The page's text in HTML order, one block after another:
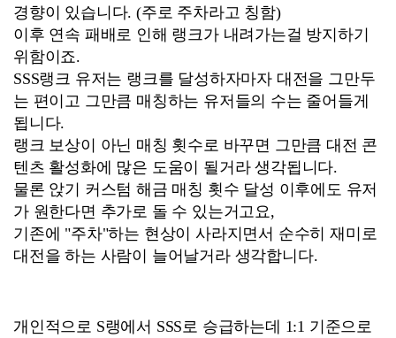
경향이 있습니다. (주로 주차라고 칭함)
이후 연속 패배로 인해 랭크가 내려가는걸 방지하기
위함이죠.
SSS랭크 유저는 랭크를 달성하자마자 대전을 그만두
는 편이고 그만큼 매칭하는 유저들의 수는 줄어들게
됩니다.
랭크 보상이 아닌 매칭 횟수로 바꾸면 그만큼 대전 콘
텐츠 활성화에 많은 도움이 될거라 생각됩니다.
물론 앉기 커스텀 해금 매칭 횟수 달성 이후에도 유저
가 원한다면 추가로 돌 수 있는거고요,
기존에 "주차"하는 현상이 사라지면서 순수히 재미로
대전을 하는 사람이 늘어날거라 생각합니다.
개인적으로 S랭에서 SSS로 승급하는데 1:1 기준으로